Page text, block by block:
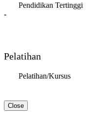
Pendidikan Tertinggi
-
Pelatihan
Pelatihan/Kursus
Close